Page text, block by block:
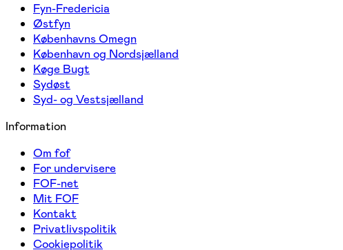
Fyn-Fredericia
Østfyn
Københavns Omegn
København og Nordsjælland
Køge Bugt
Sydøst
Syd- og Vestsjælland
Information
Om fof
For undervisere
FOF-net
Mit FOF
Kontakt
Privatlivspolitik
Cookiepolitik